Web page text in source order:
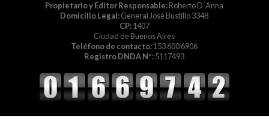
Propietario y Editor Responsable:Roberto D´Anna
Domicilio Legal:General José Bustillo 3348
CP:1407
Ciudad de Buenos Aires
Teléfono de contacto:153 600 6906
Registro DNDA Nº:5117493